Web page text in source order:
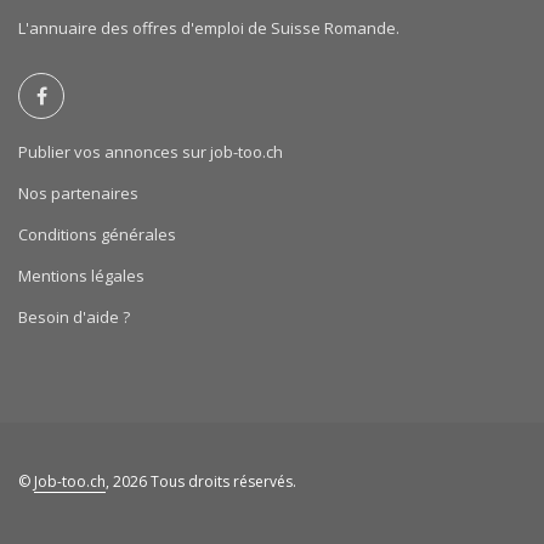
L'annuaire des offres d'emploi de Suisse Romande.
Publier vos annonces sur job-too.ch
Nos partenaires
Conditions générales
Mentions légales
Besoin d'aide ?
© Job-too.ch, 2026 Tous droits réservés.